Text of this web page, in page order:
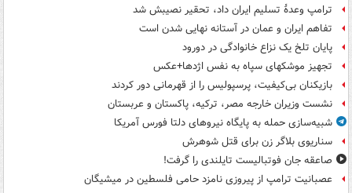
ترامپ وعدۀ تسلیم ایران داد، تحقیر نصیبش شد
تفاهم ایران و عمان در آستانه نهایی شدن است
پایان تلخ یک نزاع خانوادگی در دورود
تجهیز موشکهای سپاه به نفس اژدها+عکس
بازیکنان بی‌کیفیت، پرسپولیس را از قهرمانی دور کردند
نشست وزیران خارجه مصر، ترکیه، پاکستان و عربستان
شبیه‌سازی حمله به پایگاه نیروهای دلتا فورس آمریکا
سناریوی بلاگر زن برای قتل شوهرش
صاعقه جان فوتبالیست تایلندی را گرفت!
عصبانیت ترامپ از پیروزی نامزد حامی فلسطین در میشیگان